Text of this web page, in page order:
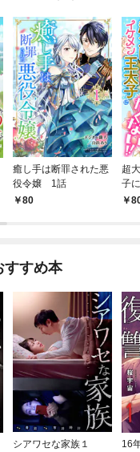
癒し手は断罪された悪
役令嬢 1話
80
超
子
1
すすめ本
シアワセな家族１
16